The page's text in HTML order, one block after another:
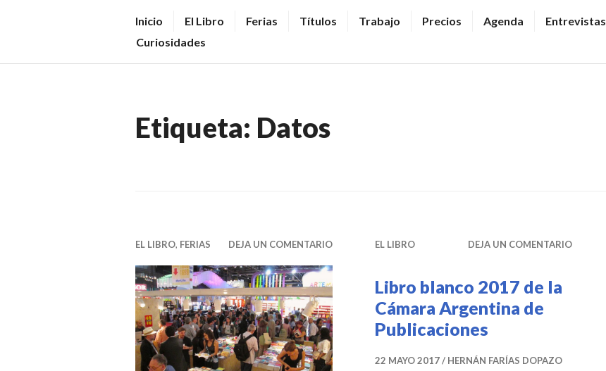
V
E
N
R
S
N
O
T
I
C
Inicio El Libro Ferias Títulos Trabajo Precios Agenda Entrevistas
Curiosidades
Etiqueta: Datos
EL LIBRO, FERIAS DEJA UN COMENTARIO EL LIBRO DEJA UN COMENTARIO
Libro blanco 2017 de la
Cámara Argentina de
Publicaciones
22 MAYO 2017 HERNÁN FARÍAS DOPAZO